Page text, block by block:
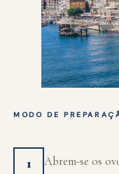
MODO DE
1
Abrem-se os